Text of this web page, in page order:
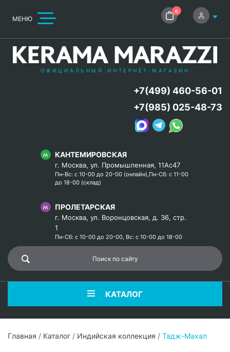
МЕНЮ
0
ОФИЦИАЛЬНЫЙ ИНТЕРНЕТ-МАГАЗИН
КАНТЕМИРОВСКАЯ
г. Москва, ул. Промышленная, 11Ас47
Пн-Вс: с 10-00 до 20-00 (онлайн),Пн-Сб: с 11-00
до 18-00 (склад)
ПРОЛЕТАРСКАЯ
г. Москва, ул. Воронцовская, д. 36, стр.
1
Пн-Сб: с 10-00 до 20-00, Вс: с 10-00 до 18-00
+7(499) 460-56-01
+7(985) 025-48-73
КАТАЛОГ
Главная / Каталог / Индийская коллекция / Тадж-Махал